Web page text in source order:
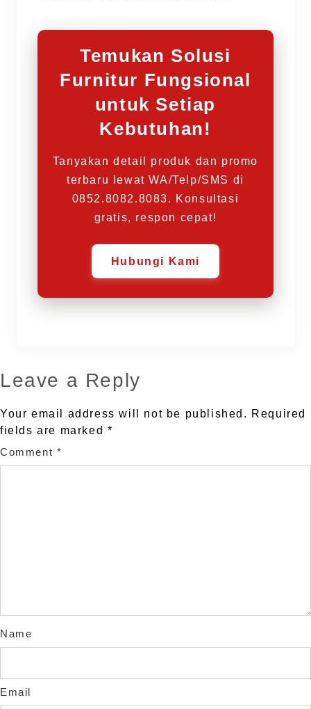
Temukan Solusi
Furnitur Fungsional
untuk Setiap
Kebutuhan!
Tanyakan detail produk dan promo
terbaru lewat WA/Telp/SMS di
0852.8082.8083. Konsultasi
gratis, respon cepat!
Hubungi Kami
Leave a Reply
Your email address will not be published. Required
fields are marked *
Comment *
Name
Email